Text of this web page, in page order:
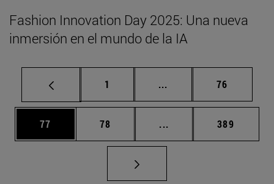
Fashion Innovation Day 2025: Una nueva
inmersión en el mundo de la IA
Página
1 ... Páginas intermedias
Página
76
Página
77 Página
78 ... Páginas intermedias
Página
389